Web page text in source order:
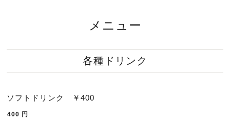
メニュー
各種ドリンク
ソフトドリンク ￥400
400 円